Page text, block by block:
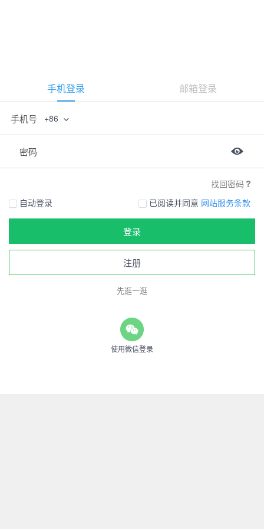
手机登录 邮箱登录
手机号 +86
密码
找回密码
自动登录
已阅读并同意 网站服务条款
登录
注册
先逛一逛
使用微信登录